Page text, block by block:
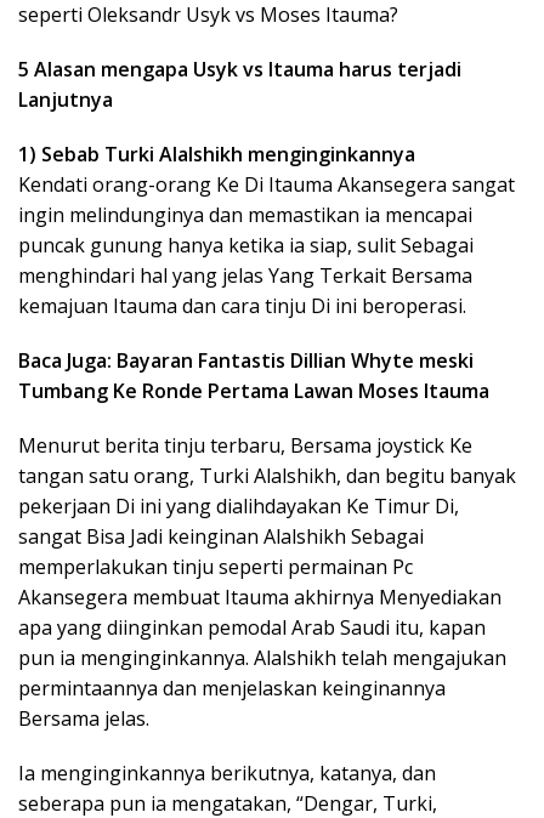
seperti Oleksandr Usyk vs Moses Itauma?
5 Alasan mengapa Usyk vs Itauma harus terjadi
Lanjutnya
1) Sebab Turki Alalshikh menginginkannya
Kendati orang-orang Ke Di Itauma Akansegera sangat
ingin melindunginya dan memastikan ia mencapai
puncak gunung hanya ketika ia siap, sulit Sebagai
menghindari hal yang jelas Yang Terkait Bersama
kemajuan Itauma dan cara tinju Di ini beroperasi.
Baca Juga: Bayaran Fantastis Dillian Whyte meski
Tumbang Ke Ronde Pertama Lawan Moses Itauma
Menurut berita tinju terbaru, Bersama joystick Ke
tangan satu orang, Turki Alalshikh, dan begitu banyak
pekerjaan Di ini yang dialihdayakan Ke Timur Di,
sangat Bisa Jadi keinginan Alalshikh Sebagai
memperlakukan tinju seperti permainan Pc
Akansegera membuat Itauma akhirnya Menyediakan
apa yang diinginkan pemodal Arab Saudi itu, kapan
pun ia menginginkannya. Alalshikh telah mengajukan
permintaannya dan menjelaskan keinginannya
Bersama jelas.
Ia menginginkannya berikutnya, katanya, dan
seberapa pun ia mengatakan, “Dengar, Turki,